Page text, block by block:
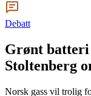
Debatt
Grønt
Stoltenberg
Norsk gass vil trolig